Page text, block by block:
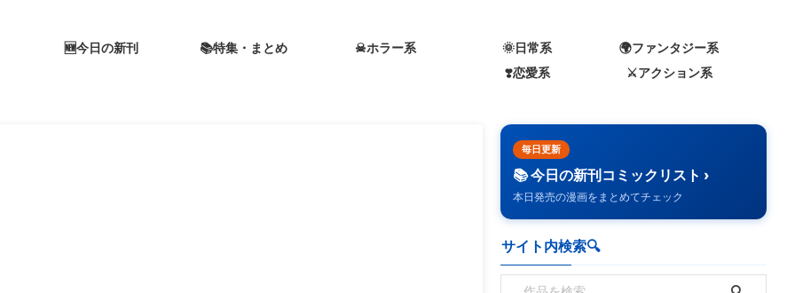
🆕今日の新刊 📚特集・まとめ ☠ホラー系 🌞日常系
🌍️ファンタジー系
❣️恋愛系
⚔️アクション系
毎日更新
📚 今日の新刊コミックリスト ›
本日発売の漫画をまとめてチェック
サイト内検索🔍️